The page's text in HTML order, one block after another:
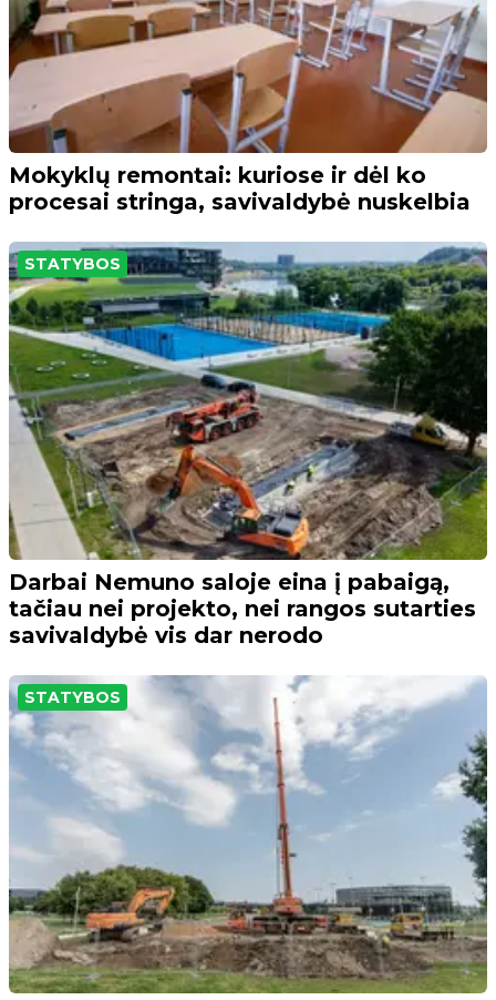
Mokyklų remontai: kuriose ir dėl ko
procesai stringa, savivaldybė nuskelbia
STATYBOS
Darbai Nemuno saloje eina į pabaigą,
tačiau nei projekto, nei rangos sutarties
savivaldybė vis dar nerodo
STATYBOS